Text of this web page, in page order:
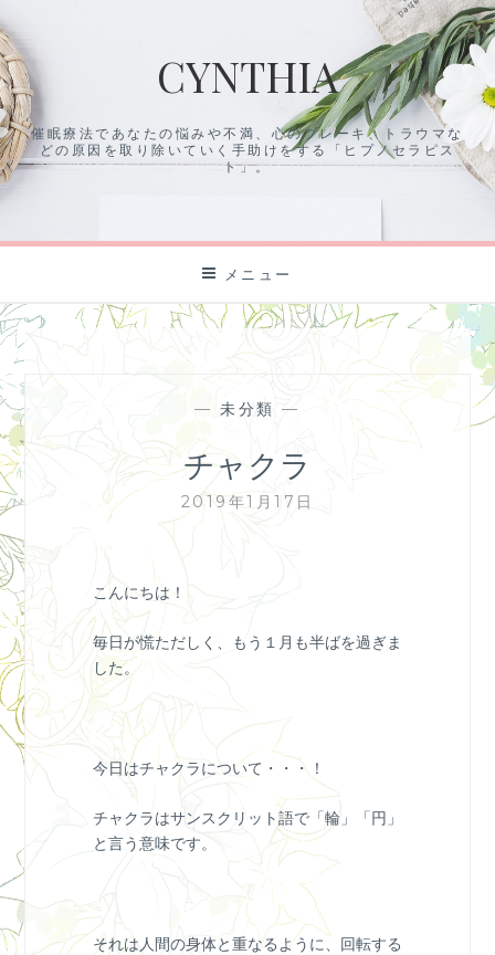
ン
テ
ン
ツ
に
ス
キ
プ
CYNTHIA
催眠療法であなたの悩みや不満、心のブレーキ、トラウマな
どの原因を取り除いていく手助けをする「ヒプノセラピス
ト」。
メニュー
—未分類 —
チャクラ
2019年1月17日
こんにちは！
毎日が慌ただしく、もう１月も半ばを過ぎま
した。
今日はチャクラについて・・・！
チャクラはサンスクリット語で「輪」「円」
と言う意味です。
それは人間の身体と重なるように、回転する